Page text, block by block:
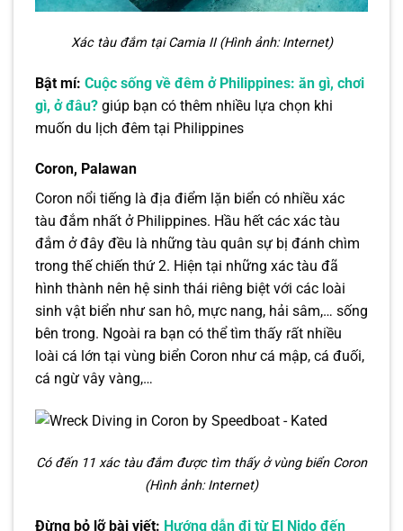
Xác tàu đắm tại Camia II (Hình ảnh: Internet)
Bật mí: Cuộc sống về đêm ở Philippines: ăn gì, chơi
gì, ở đâu? giúp bạn có thêm nhiều lựa chọn khi
muốn du lịch đêm tại Philippines
Coron, Palawan
Coron nổi tiếng là địa điểm lặn biển có nhiều xác
tàu đắm nhất ở Philippines. Hầu hết các xác tàu
đắm ở đây đều là những tàu quân sự bị đánh chìm
trong thế chiến thứ 2. Hiện tại những xác tàu đã
hình thành nên hệ sinh thái riêng biệt với các loài
sinh vật biển như san hô, mực nang, hải sâm,… sống
bên trong. Ngoài ra bạn có thể tìm thấy rất nhiều
loài cá lớn tại vùng biển Coron như cá mập, cá đuối,
cá ngừ vây vàng,…
Có đến 11 xác tàu đắm được tìm thấy ở vùng biển Coron
(Hình ảnh: Internet)
Đừng bỏ lỡ bài viết: Hướng dẫn đi từ El Nido đến